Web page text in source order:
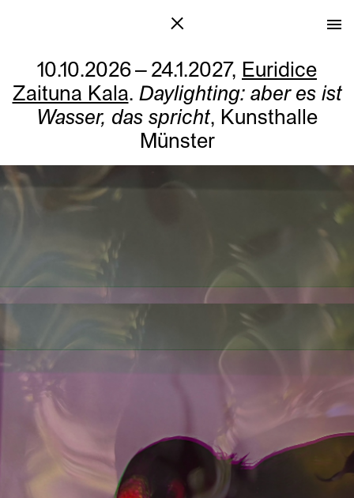
10.10.2026 – 24.1.2027, Euridice
Zaituna Kala. Daylighting: aber es ist
Wasser, das spricht, Kunsthalle
Münster